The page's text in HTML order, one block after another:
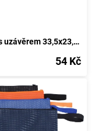
Skrýše s uzávěrem 33,5x23,5 cm
54 Kč